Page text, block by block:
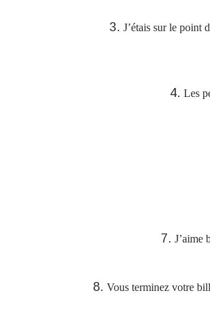
J’étais sur le point
Les
J’aime
Vous terminez votre